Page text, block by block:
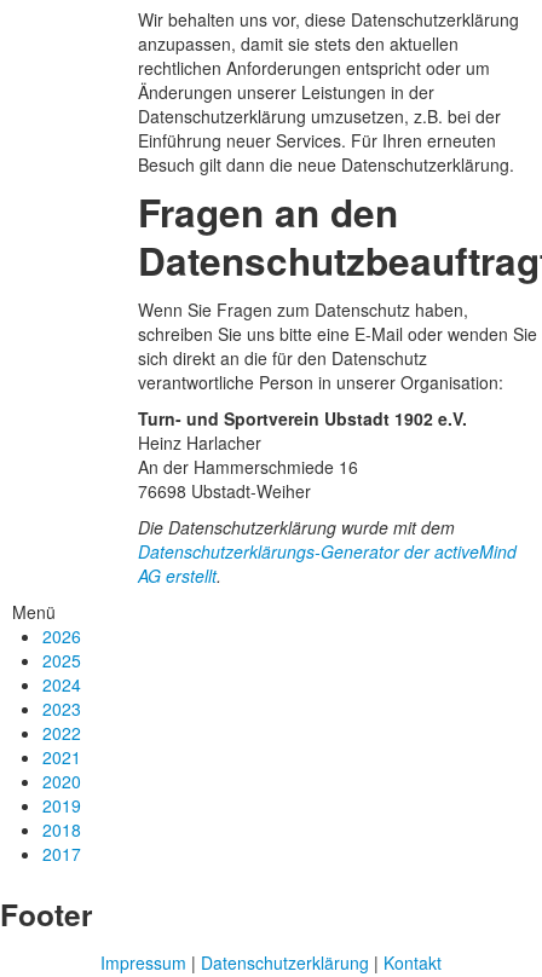
Wir behalten uns vor, diese Datenschutzerklärung
anzupassen, damit sie stets den aktuellen
rechtlichen Anforderungen entspricht oder um
Änderungen unserer Leistungen in der
Datenschutzerklärung umzusetzen, z.B. bei der
Einführung neuer Services. Für Ihren erneuten
Besuch gilt dann die neue Datenschutzerklärung.
Fragen an den
Wenn Sie Fragen zum Datenschutz haben,
schreiben Sie uns bitte eine E-Mail oder wenden Sie
sich direkt an die für den Datenschutz
verantwortliche Person in unserer Organisation:
Turn- und Sportverein Ubstadt 1902 e.V.
Heinz Harlacher
An der Hammerschmiede 16
76698 Ubstadt-Weiher
Die Datenschutzerklärung wurde mit dem
Datenschutzerklärungs-Generator der activeMind
AG erstellt.
Menü
2026
2025
2024
2023
2022
2021
2020
2019
2018
2017
Footer
Impressum | Datenschutzerklärung | Kontakt